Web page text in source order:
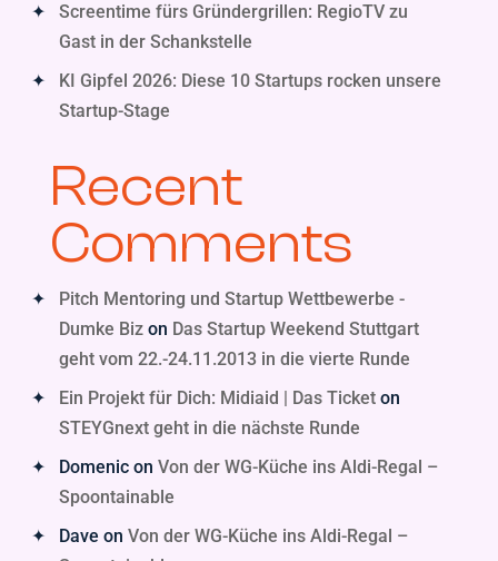
Screentime fürs Gründergrillen: RegioTV zu
Gast in der Schankstelle
KI Gipfel 2026: Diese 10 Startups rocken unsere
Startup-Stage
Recent
Comments
Pitch Mentoring und Startup Wettbewerbe -
Dumke Bizon Das Startup Weekend Stuttgart
geht vom 22.-24.11.2013 in die vierte Runde
Ein Projekt für Dich: Midiaid | Das Ticketon
STEYGnext geht in die nächste Runde
Domenicon Von der WG-Küche ins Aldi-Regal –
Spoontainable
Dave on Von der WG-Küche ins Aldi-Regal –